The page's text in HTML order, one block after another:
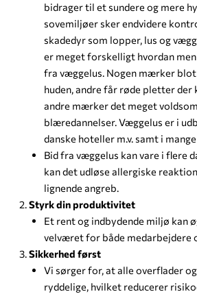
bidrager til et sundere og mere
sovemiljøer sker endvidere
skadedyr som lopper, lus og
er meget forskelligt hvordan
fra væggelus. Nogen mærker
huden, andre får røde pletter
andre mærker det meget
blæredannelser. Væggelus er i
danske hoteller m.v. samt i
Bid fra væggelus kan vare i flere
kan det udløse allergiske
lignende angreb.
Styrk din produktivitet
Et rent og indbydende miljø kan
velværet for både medarbejdere
Sikkerhed først
Vi sørger for, at alle overflader
ryddelige, hvilket reducerer